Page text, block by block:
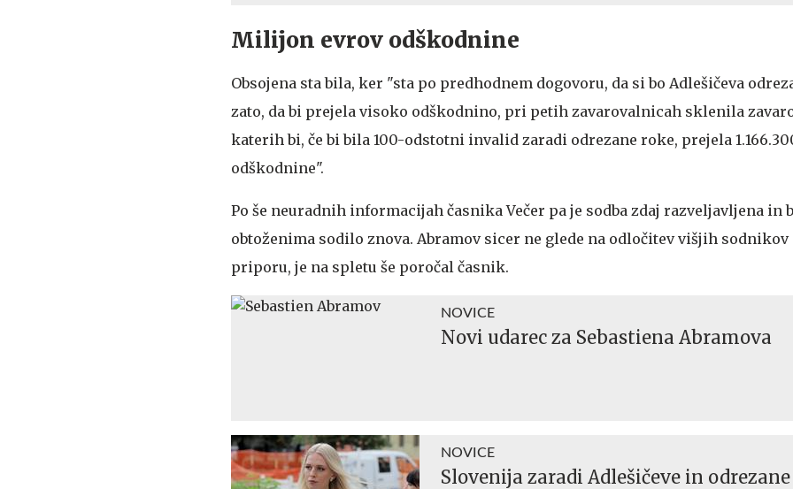
Milijon evrov odškodnine
Obsojena sta bila, ker "sta po predhodnem dogovoru, da si bo Adlešičeva
zato, da bi prejela visoko odškodnino, pri petih zavarovalnicah sklenila
katerih bi, če bi bila 100-odstotni invalid zaradi odrezane roke, prejela
odškodnine".
Po še neuradnih informacijah časnika Večer pa je sodba zdaj razveljavljena in
obtoženima sodilo znova. Abramov sicer ne glede na odločitev višjih sodnikov
priporu, je na spletu še poročal časnik.
NOVICE
Novi udarec za Sebastiena Abramova
NOVICE
Slovenija zaradi Adlešičeve in